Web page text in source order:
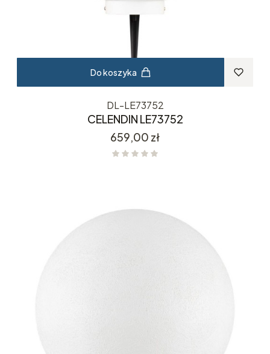
Do koszyka
DL-LE73752
CELENDIN LE73752
Cena
659,00 zł